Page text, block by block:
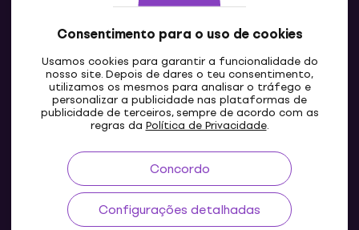
Consentimento para o uso de cookies
Usamos cookies para garantir a funcionalidade do
nosso site. Depois de dares o teu consentimento,
utilizamos os mesmos para analisar o tráfego e
personalizar a publicidade nas plataformas de
publicidade de terceiros, sempre de acordo com as
regras da Política de Privacidade.
Concordo
Configurações detalhadas
Contacta-nos
PT